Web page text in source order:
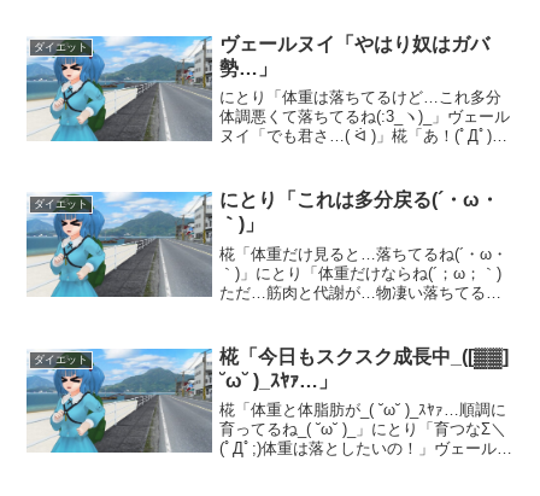
り「流...
ダイエット
ヴェールヌイ「やはり奴はガバ
勢…」
にとり「体重は落ちてるけど…これ多分
体調悪くて落ちてるね(:3_ヽ)_」ヴェール
ヌイ「でも君さ…( ᐛ )」椛「あ！(ﾟДﾟ)」
思ってました(｀・ω・´)ｷ...
ダイエット
にとり「これは多分戻る(´・ω・
｀)」
椛「体重だけ見ると…落ちてるね(´・ω・
｀)」にとり「体重だけならね(´；ω；｀)
ただ…筋肉と代謝が…物凄い落ちてる」
と戦ってくれたんだよ(,,꒪꒫꒪,,)だから、...
ダイエット
椛「今日もスクスク成長中_([▓▓]
˘ω˘ )_ｽﾔｧ…」
椛「体重と体脂肪が_( ˘ω˘ )_ｽﾔｧ…順調に
育ってるね_( ˘ω˘ )_」にとり「育つなΣ＼
(ﾟДﾟ;)体重は落としたいの！」ヴェールヌ